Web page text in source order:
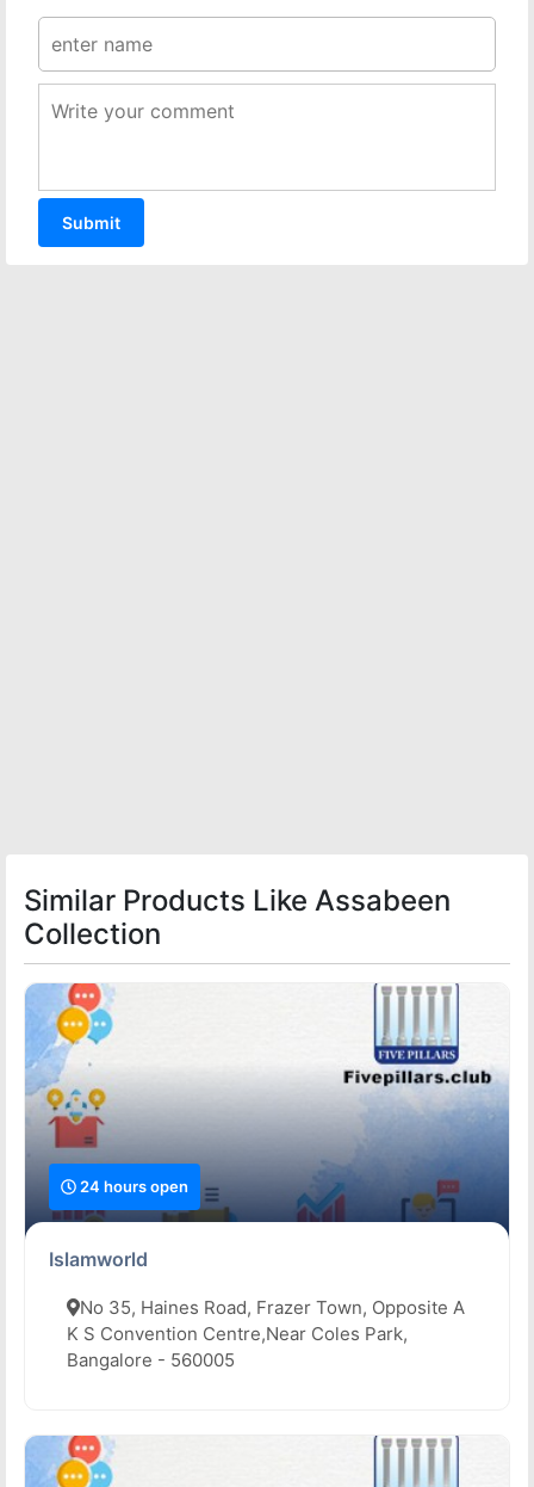
Similar Products Like Assabeen
Collection
24 hours open
Islamworld
No 35, Haines Road, Frazer Town, Opposite A
K S Convention Centre,Near Coles Park,
Bangalore - 560005